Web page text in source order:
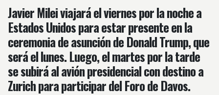
Javier Milei viajará el viernes por la noche a
Estados Unidos para estar presente en la
ceremonia de asunción de Donald Trump, que
será el lunes. Luego, el martes por la tarde
se subirá al avión presidencial con destino a
Zurich para participar del Foro de Davos.